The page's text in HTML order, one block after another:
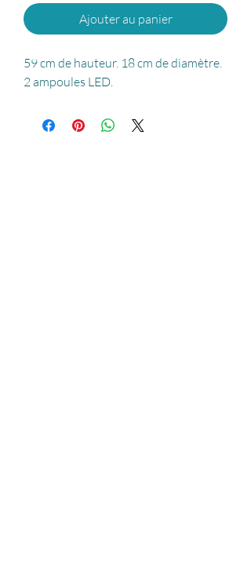
Ajouter au panier
59 cm de hauteur. 18 cm de diamètre.
2 ampoules LED.